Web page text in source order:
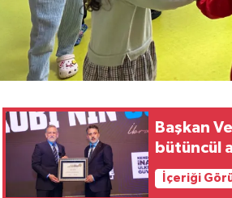
Başkan
bütüncül
İçeriği